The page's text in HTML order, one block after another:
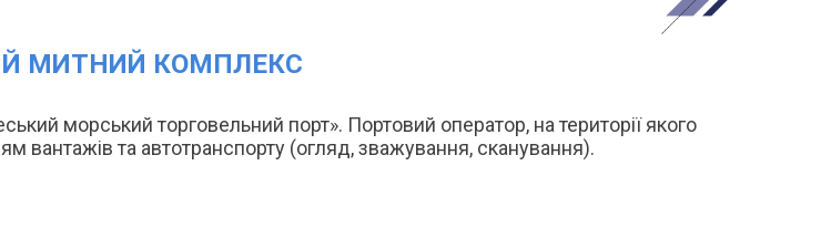
МИТНИЙ КОМПЛЕКС
морський торговельний порт». Портовий оператор, на території якого
та автотранспорту (огляд, зважування, сканування).